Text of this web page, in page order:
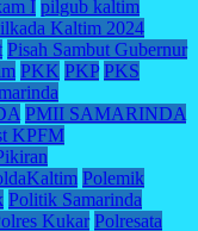
I pilgub kaltim
Kaltim 2024
Pisah Sambut Gubernur
PKK PKP PKS
PMII SAMARINDA
KPFM
Polemik
Politik Samarinda
Kukar Polresata